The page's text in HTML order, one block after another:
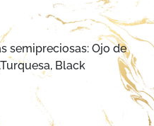
semipreciosas: Ojo de
Black